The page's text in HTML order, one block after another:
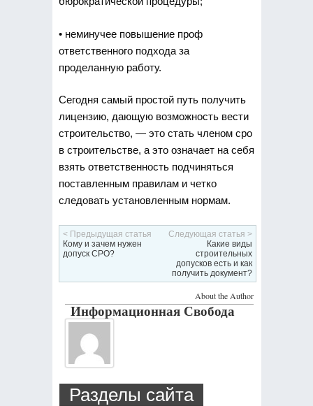
• неминучее повышение проф
ответственного подхода за
проделанную работу.
Сегодня самый простой путь получить
лицензию, дающую возможность вести
строительство, — это стать членом сро
в строительстве, а это означает на себя
взять ответственность подчиняться
поставленным правилам и четко
следовать установленным нормам.
< Предыдущая статья
Кому и зачем нужен
допуск СРО?
Следующая статья >
Какие виды
строительных
допусков есть и как
получить документ?
About the Author
Информационная Свобода
Разделы сайта